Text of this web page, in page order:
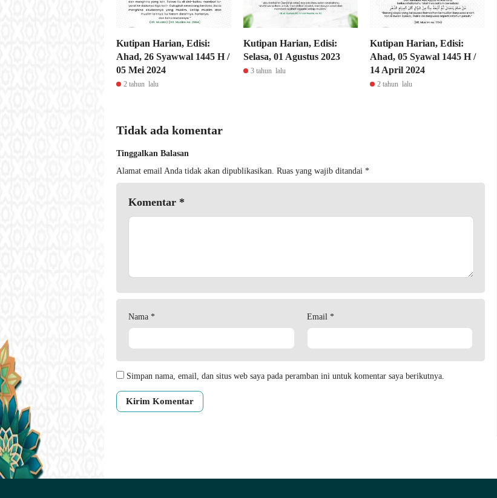
Kutipan Harian, Edisi:
Ahad, 26 Syawwal 1445 H /
05 Mei 2024
2 tahun lalu
Kutipan Harian, Edisi:
Selasa, 01 Agustus 2023
3 tahun lalu
Kutipan Harian, Edisi:
Ahad, 05 Syawal 1445 H /
14 April 2024
2 tahun lalu
Tidak ada komentar
Tinggalkan Balasan
Alamat email Anda tidak akan dipublikasikan. Ruas yang wajib ditandai *
Komentar *
Nama * Email *
Simpan nama, email, dan situs web saya pada peramban ini untuk komentar saya berikutnya.